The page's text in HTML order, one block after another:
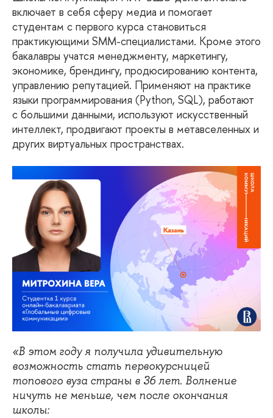
включает в себя сферу медиа и помогает
студентам с первого курса становиться
практикующими SMM-специалистами. Кроме этого
бакалавры учатся менеджменту, маркетингу,
экономике, брендингу, продюсированию контента,
управлению репутацией. Применяют на практике
языки программирования (Python, SQL), работают
с большими данными, используют искусственный
интеллект, продвигают проекты в метавселенных и
других виртуальных пространствах.
«В этом году я получила удивительную
возможность стать первокурсницей
топового вуза страны в З6 лет. Волнение
ничуть не меньше, чем после окончания
школы: